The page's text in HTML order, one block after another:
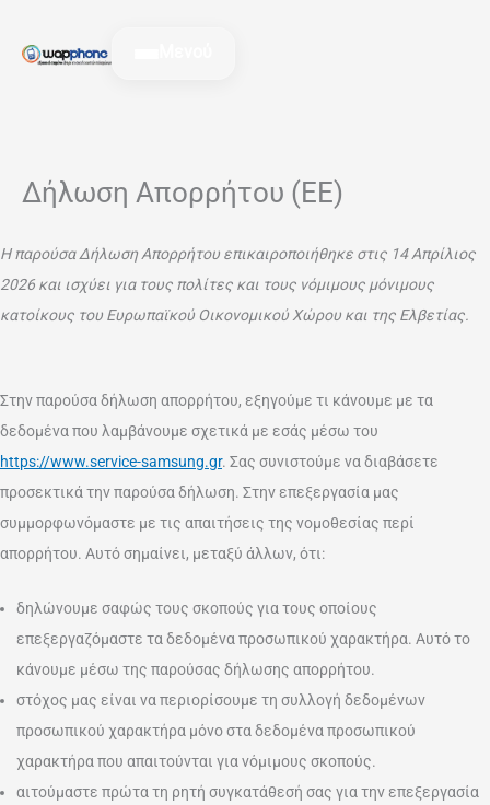
στο
Δήλωση Απορρήτου (ΕΕ)
Η παρούσα Δήλωση Απορρήτου επικαιροποιήθηκε στις 14 Απρίλιος
2026 και ισχύει για τους πολίτες και τους νόμιμους μόνιμους
κατοίκους του Ευρωπαϊκού Οικονομικού Χώρου και της Ελβετίας.
Στην παρούσα δήλωση απορρήτου, εξηγούμε τι κάνουμε με τα
δεδομένα που λαμβάνουμε σχετικά με εσάς μέσω του
https://www.service-samsung.gr. Σας συνιστούμε να διαβάσετε
προσεκτικά την παρούσα δήλωση. Στην επεξεργασία μας
συμμορφωνόμαστε με τις απαιτήσεις της νομοθεσίας περί
απορρήτου. Αυτό σημαίνει, μεταξύ άλλων, ότι:
δηλώνουμε σαφώς τους σκοπούς για τους οποίους
επεξεργαζόμαστε τα δεδομένα προσωπικού χαρακτήρα. Αυτό το
κάνουμε μέσω της παρούσας δήλωσης απορρήτου.
στόχος μας είναι να περιορίσουμε τη συλλογή δεδομένων
προσωπικού χαρακτήρα μόνο στα δεδομένα προσωπικού
χαρακτήρα που απαιτούνται για νόμιμους σκοπούς.
αιτούμαστε πρώτα τη ρητή συγκατάθεσή σας για την επεξεργασία